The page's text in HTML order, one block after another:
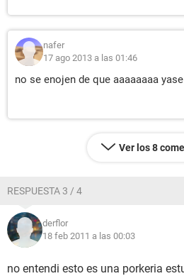
nafer
17 ago 2013 a las 01:46
no se enojen de que aaaaaaaa
Ver los 8
RESPUESTA 3 / 4
derflor
18 feb 2011 a las 00:03
no entendi esto es una porkeria